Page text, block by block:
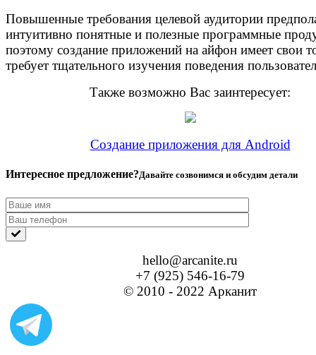
Повышенные требования целевой аудитории
интуитивно понятные и полезные программные
поэтому создание приложений на айфон имеет свои
требует тщательного изучения поведения
Также возможно Вас заинтересует:
Cоздание приложения для Android
Интересное предложение?Давайте созвонимся и обсудим детали
hello@arcanite.ru
+7 (925) 546-16-79
© 2010 - 2022 Арканит